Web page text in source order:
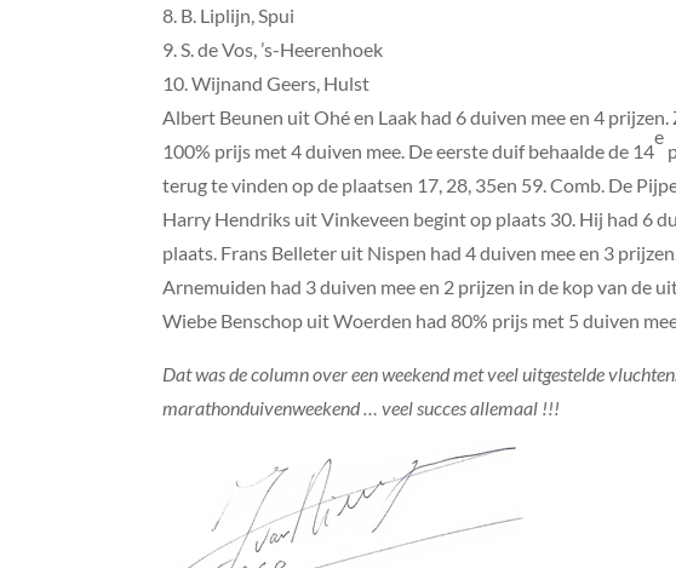
8. B. Liplijn, Spui
9. S. de Vos, ’s-Heerenhoek
10. Wijnand Geers, Hulst
Albert Beunen uit Ohé en Laak had 6 duiven mee en 4
100% prijs met 4 duiven mee. De eerste duif behaalde de 14
e
terug te vinden op de plaatsen 17, 28, 35en 59. Comb. De
Harry Hendriks uit Vinkeveen begint op plaats 30. Hij had 6
plaats. Frans Belleter uit Nispen had 4 duiven mee en 3
Arnemuiden had 3 duiven mee en 2 prijzen in de kop van de
Wiebe Benschop uit Woerden had 80% prijs met 5 duiven
Dat was de column over een weekend met veel uitgestelde
marathonduivenweekend … veel succes allemaal !!!